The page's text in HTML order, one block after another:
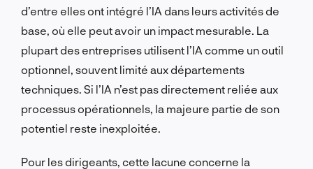
d’entre elles ont intégré l’IA dans leurs activités de
base, où elle peut avoir un impact mesurable. La
plupart des entreprises utilisent l’IA comme un outil
optionnel, souvent limité aux départements
techniques. Si l’IA n’est pas directement reliée aux
processus opérationnels, la majeure partie de son
potentiel reste inexploitée.
Pour les dirigeants, cette lacune concerne la